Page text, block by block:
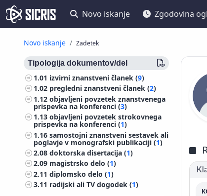
Novo iskanje Zgodovina
Novo iskanje Zadetek
Tipologija dokumentov/del
1.01 izvirni znanstveni članek (9)
1.02 pregledni znanstveni članek (2)
1.12objavljeni povzetek znanstvenega
prispevka na konferenci (3)
1.13objavljeni povzetek strokovnega
prispevka na konferenci (1)
1.16samostojni znanstveni sestavek ali
poglavje v monografski publikaciji (1)
2.08doktorska disertacija (1)
2.09 magistrsko delo (1)
2.11diplomsko delo (1)
3.11 radijski ali TV dogodek (1)